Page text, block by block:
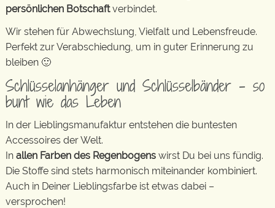
persönlichen Botschaftverbindet.
Wir stehen für Abwechslung, Vielfalt und Lebensfreude.
Perfekt zur Verabschiedung, um in guter Erinnerung zu
bleiben 🙂
Schlüsselanhänger und Schlüsselbänder – so
bunt wie das Leben
In der Lieblingsmanufaktur entstehen die buntesten
Accessoires der Welt.
In allen Farben des Regenbogens wirst Du bei uns fündig.
Die Stoffe sind stets harmonisch miteinander kombiniert.
Auch in Deiner Lieblingsfarbe ist etwas dabei –
versprochen!